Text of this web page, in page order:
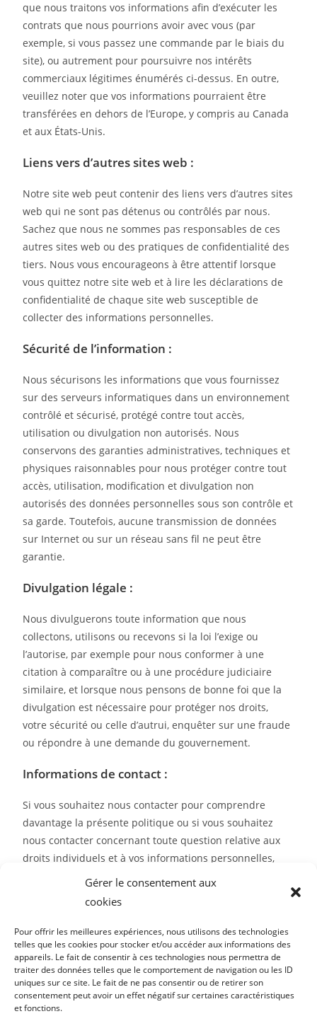
Gérer le consentement aux
cookies
Pour offrir les meilleures expériences, nous utilisons des technologies
telles que les cookies pour stocker et/ou accéder aux informations des
appareils. Le fait de consentir à ces technologies nous permettra de
traiter des données telles que le comportement de navigation ou les ID
uniques sur ce site. Le fait de ne pas consentir ou de retirer son
consentement peut avoir un effet négatif sur certaines caractéristiques
et fonctions.
que nous traitons vos informations afin d’exécuter les
contrats que nous pourrions avoir avec vous (par
exemple, si vous passez une commande par le biais du
site), ou autrement pour poursuivre nos intérêts
commerciaux légitimes énumérés ci-dessus. En outre,
veuillez noter que vos informations pourraient être
transférées en dehors de l’Europe, y compris au Canada
et aux États-Unis.
Liens vers d’autres sites web :
Notre site web peut contenir des liens vers d’autres sites
web qui ne sont pas détenus ou contrôlés par nous.
Sachez que nous ne sommes pas responsables de ces
autres sites web ou des pratiques de confidentialité des
tiers. Nous vous encourageons à être attentif lorsque
vous quittez notre site web et à lire les déclarations de
confidentialité de chaque site web susceptible de
collecter des informations personnelles.
Sécurité de l’information :
Nous sécurisons les informations que vous fournissez
sur des serveurs informatiques dans un environnement
contrôlé et sécurisé, protégé contre tout accès,
utilisation ou divulgation non autorisés. Nous
conservons des garanties administratives, techniques et
physiques raisonnables pour nous protéger contre tout
accès, utilisation, modification et divulgation non
autorisés des données personnelles sous son contrôle et
sa garde. Toutefois, aucune transmission de données
sur Internet ou sur un réseau sans fil ne peut être
garantie.
Divulgation légale :
Nous divulguerons toute information que nous
collectons, utilisons ou recevons si la loi l’exige ou
l’autorise, par exemple pour nous conformer à une
citation à comparaître ou à une procédure judiciaire
similaire, et lorsque nous pensons de bonne foi que la
divulgation est nécessaire pour protéger nos droits,
votre sécurité ou celle d’autrui, enquêter sur une fraude
ou répondre à une demande du gouvernement.
Informations de contact :
Si vous souhaitez nous contacter pour comprendre
davantage la présente politique ou si vous souhaitez
nous contacter concernant toute question relative aux
droits individuels et à vos informations personnelles,
vous pouvez envoyer un courriel à contact@auxilome.fr.
SARL Auxilome contact@auxilome.fr 03.65.09.29.43 Gérante Mme
Lohez Rachel. capital 1000€. siret n°90373741900015 déclaration